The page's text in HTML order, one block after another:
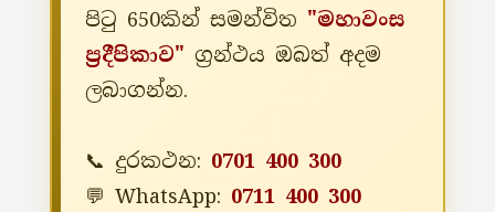
පිටු 650කින් සමන්විත "මහාවංස
ප්‍රදීපිකාව" ග්‍රන්ථය ඔබත් අදම
ලබාගන්න.
📞 දුරකථන: 0701 400 300
💬 WhatsApp: 0711 400 300